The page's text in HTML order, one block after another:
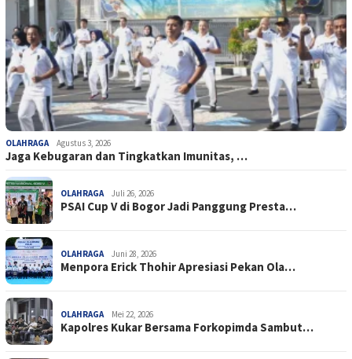
OLAHRAGA Agustus 3, 2026
Jaga Kebugaran dan Tingkatkan Imunitas, …
OLAHRAGA Juli 26, 2026
PSAI Cup V di Bogor Jadi Panggung Presta…
OLAHRAGA Juni 28, 2026
Menpora Erick Thohir Apresiasi Pekan Ola…
OLAHRAGA Mei 22, 2026
Kapolres Kukar Bersama Forkopimda Sambut…